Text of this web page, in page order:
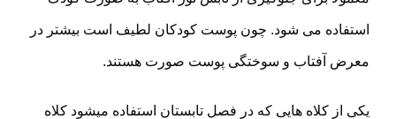
استفاده می شود. چون پوست کودکان لطیف است بیشتر در
معرض آفتاب و سوختگی پوست صورت هستند.
یکی از کلاه هایی که در فصل تابستان استفاده میشود کلاه